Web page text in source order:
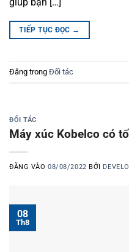
giúp bạn […]
TIẾP TỤC ĐỌC →
Đăng trong Đối tác
ĐỐI TÁC
Máy xúc Kobelco có
ĐĂNG VÀO08/08/2022 BỞI
08
Th8